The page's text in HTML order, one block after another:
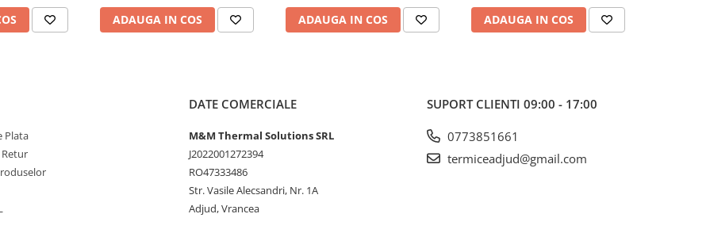
ADAUGA IN COS ADAUGA IN COS ADAUGA IN COS
Plata
DATE COMERCIALE
M&M Thermal Solutions SRL
J2022001272394
RO47333486
Str. Vasile Alecsandri, Nr. 1A
Adjud, Vrancea
SUPORT CLIENTI 09:00 - 17:00
0773851661
termiceadjud@gmail.com